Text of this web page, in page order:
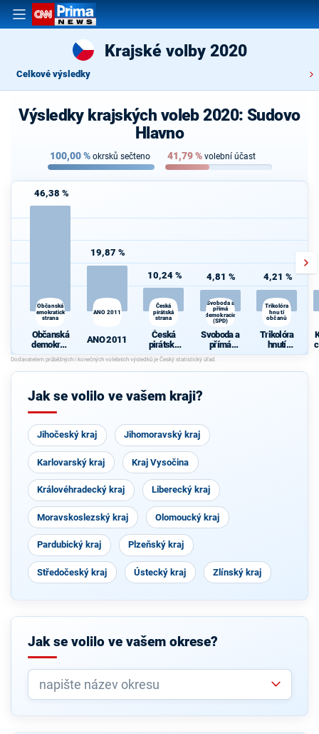
Krajské volby 2020
Celkové výsledky
Výsledky krajských voleb 2020: Sudovo
Hlavno
100,00% okrsků sečteno 41,79% volební účast
46,38 %
Občanská
demokratická
strana
Občanská
demokrati
cká strana
19,87 %
ANO 2011
ANO 2011
10,24 %
Česká
pirátská
strana
Česká
pirátská
strana
4,81 %
Svoboda a
přímá
demokracie
(SPD)
Svoboda a
přímá
demokraci
e (SPD)
4,21 %
Trikolóra
hnutí
občanů
Trikolóra
hnutí
občanů
Jak se volilo ve vašem kraji?
Jihočeský kraj Jihomoravský kraj
Karlovarský kraj Kraj Vysočina
Královéhradecký kraj Liberecký kraj
Moravskoslezský kraj Olomoucký kraj
Pardubický kraj Plzeňský kraj
Středočeský kraj Ústecký kraj Zlínský kraj
Jak se volilo ve vašem okrese?